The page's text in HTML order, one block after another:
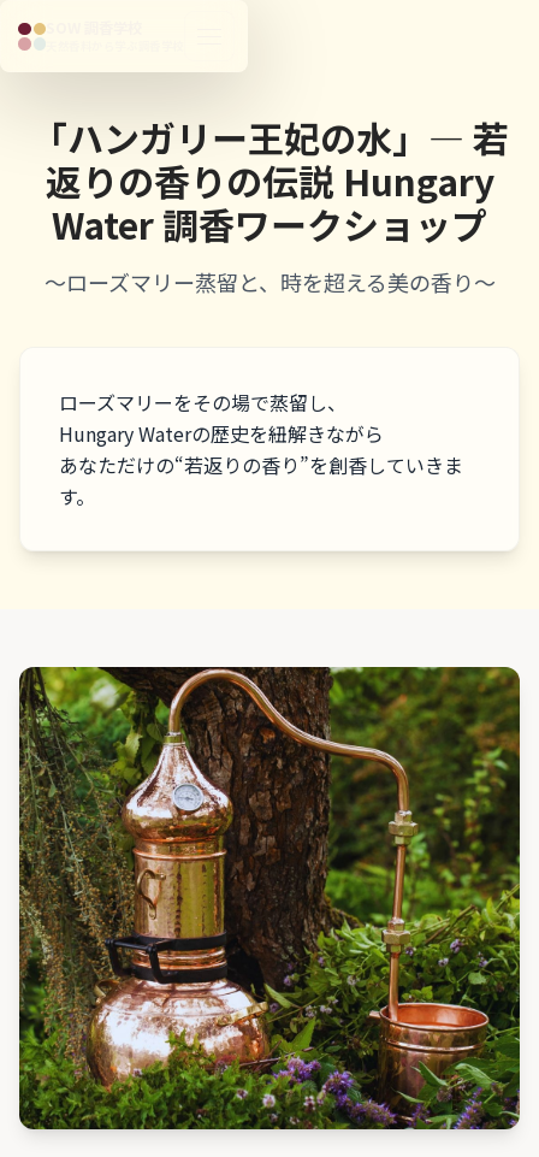
「ハンガリー王妃の水」― 若
返りの香りの伝説 Hungary
Water 調香ワークショップ
〜ローズマリー蒸留と、時を超える美の香り〜
ローズマリーをその場で蒸留し、
Hungary Waterの歴史を紐解きながら
あなただけの“若返りの香り”を創香していきま
す。